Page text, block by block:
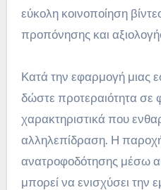
εύκολη κοινοποίηση
προπόνησης και
Κατά την εφαρμογή μιας
δώστε προτεραιότητα σε
χαρακτηριστικά που
αλληλεπίδραση. Η
ανατροφοδότησης μέσω
μπορεί να ενισχύσει την